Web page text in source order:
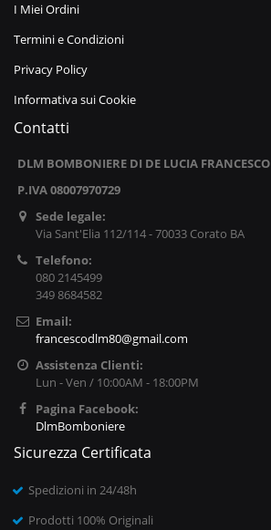
I Miei Ordini
Termini e Condizioni
Privacy Policy
Informativa sui Cookie
Contatti
DLM BOMBONIERE DI DE LUCIA FRANCESCO
P.IVA 08007970729
Sede legale:
Via Sant'Elia 112/114 - 70033 Corato BA
Telefono:
080 2145499
349 8684582
Email:
francescodlm80@gmail.com
Assistenza Clienti:
Lun - Ven / 10:00AM - 18:00PM
Pagina Facebook:
DlmBomboniere
Sicurezza Certificata
Spedizioni in 24/48h
Prodotti 100% Originali